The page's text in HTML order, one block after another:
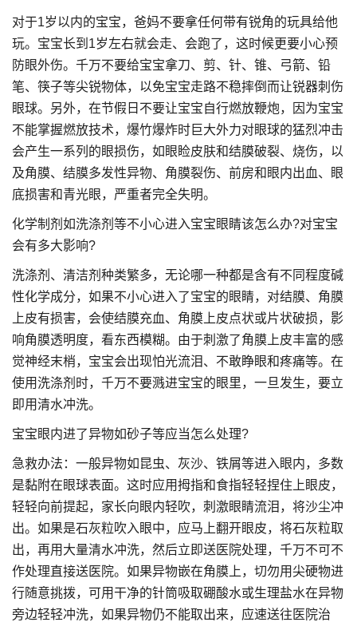
对于1岁以内的宝宝，爸妈不要拿任何带有锐角的玩具给他
玩。宝宝长到1岁左右就会走、会跑了，这时候更要小心预
防眼外伤。千万不要给宝宝拿刀、剪、针、锥、弓箭、铅
笔、筷子等尖锐物体，以免宝宝走路不稳摔倒而让锐器刺伤
眼球。另外，在节假日不要让宝宝自行燃放鞭炮，因为宝宝
不能掌握燃放技术，爆竹爆炸时巨大外力对眼球的猛烈冲击
会产生一系列的眼损伤，如眼睑皮肤和结膜破裂、烧伤，以
及角膜、结膜多发性异物、角膜裂伤、前房和眼内出血、眼
底损害和青光眼，严重者完全失明。
化学制剂如洗涤剂等不小心进入宝宝眼睛该怎么办?对宝宝
会有多大影响?
洗涤剂、清洁剂种类繁多，无论哪一种都是含有不同程度碱
性化学成分，如果不小心进入了宝宝的眼睛，对结膜、角膜
上皮有损害，会使结膜充血、角膜上皮点状或片状破损，影
响角膜透明度，看东西模糊。由于刺激了角膜上皮丰富的感
觉神经末梢，宝宝会出现怕光流泪、不敢睁眼和疼痛等。在
使用洗涤剂时，千万不要溅进宝宝的眼里，一旦发生，要立
即用清水冲洗。
宝宝眼内进了异物如砂子等应当怎么处理?
急救办法：一般异物如昆虫、灰沙、铁屑等进入眼内，多数
是黏附在眼球表面。这时应用拇指和食指轻轻捏住上眼皮，
轻轻向前提起，家长向眼内轻吹，刺激眼睛流泪，将沙尘冲
出。如果是石灰粒吹入眼中，应马上翻开眼皮，将石灰粒取
出，再用大量清水冲洗，然后立即送医院处理，千万不可不
作处理直接送医院。如果异物嵌在角膜上，切勿用尖硬物进
行随意挑拨，可用干净的针筒吸取硼酸水或生理盐水在异物
旁边轻轻冲洗，如果异物仍不能取出来，应速送往医院治